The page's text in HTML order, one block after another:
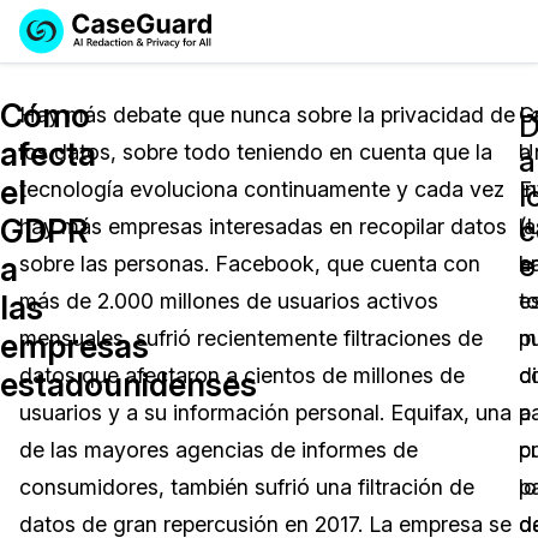
Licencia de CaseGuard Studio
Precios de Redacción a Pedido
Soluciones
Redacción de vídeos
Redacción de documentos
Redacción de audio
Redacción en Bulto
Redacción de imágenes
Transcripción y Traducción
Industrias
Cuerpos Policiales
Transportación
La Atención Médica
Educación
El Gobierno
Precios
Recursos
Preguntas Frecuentes
Artículos
Casos Practicos
Eventos
Demo
English
Español
Cómo
afecta
el
GDPR
a
las
empresas
estadounidenses
Hay más debate que nunca sobre la privacidad de
los datos, sobre todo teniendo en cuenta que la
tecnología evoluciona continuamente y cada vez
hay más empresas interesadas en recopilar datos
sobre las personas. Facebook, que cuenta con
más de 2.000 millones de usuarios activos
mensuales, sufrió recientemente filtraciones de
datos que afectaron a cientos de millones de
usuarios y a su información personal. Equifax, una
de las mayores agencias de informes de
consumidores, también sufrió una filtración de
datos de gran repercusión en 2017. La empresa se
a
a
a